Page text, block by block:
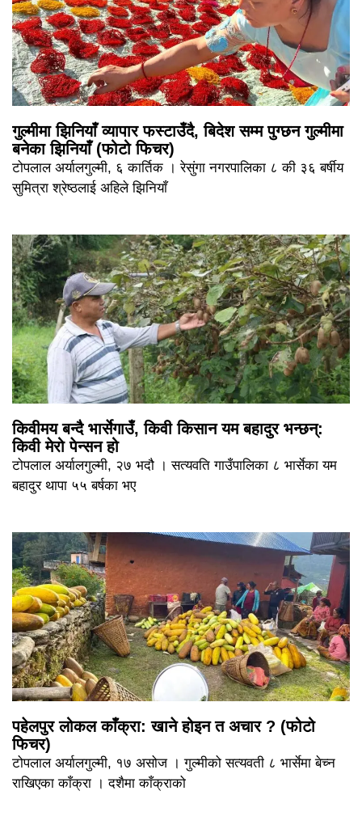
गुल्मीमा झिनियाँ व्यापार फस्टाउँदै, बिदेश सम्म पुग्छन गुल्मीमा
बनेका झिनियाँ (फोटो फिचर)
टोपलाल अर्यालगुल्मी, ६ कार्तिक । रेसुंगा नगरपालिका ८ की ३६ बर्षीय
सुमित्रा श्रेष्ठलाई अहिले झिनियाँ
किवीमय बन्दै भार्सेगाउँ, किवी किसान यम बहादुर भन्छन्:
किवी मेरो पेन्सन हो
टोपलाल अर्यालगुल्मी, २७ भदौ । सत्यवति गाउँपालिका ८ भार्सेका यम
बहादुर थापा ५५ बर्षका भए
पहेलपुर लोकल काँक्रा: खाने होइन त अचार ? (फोटो
फिचर)
टोपलाल अर्यालगुल्मी, १७ असोज । गुल्मीको सत्यवती ८ भार्सेमा बेच्न
राखिएका काँक्रा । दशैमा काँक्राको